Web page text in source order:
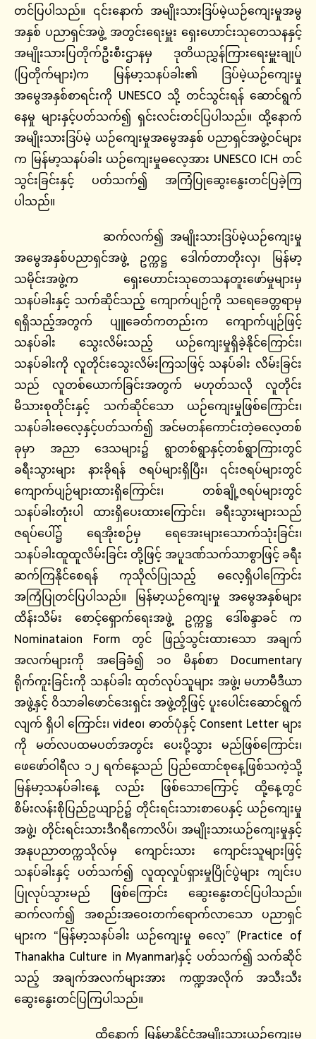
တင်ပြပါသည်။ ၎င်းနောက် အမျိုးသားဒြပ်မဲ့ယဉ်ကျေးမှုအမွ
အနှစ် ပညာရှင်အဖွဲ့ အတွင်းရေးမှူး ရှေးဟောင်းသုတေသနနှင့်
အမျိုးသားပြတိုက်ဦးစီးဌာနမှ ဒုတိယညွှန်ကြားရေးမှူးချုပ်
(ပြတိုက်များ)က မြန်မာ့သနပ်ခါး၏ ဒြပ်မဲ့ယဉ်ကျေးမှု
အမွေအနှစ်စာရင်းကို UNESCO သို့ တင်သွင်းရန် ဆောင်ရွက်
နေမှု များနှင့်ပတ်သက်၍ ရှင်းလင်းတင်ပြပါသည်။ ထို့နောက်
အမျိုးသားဒြပ်မဲ့ ယဉ်ကျေးမှုအမွေအနှစ် ပညာရှင်အဖွဲ့ဝင်များ
က မြန်မာ့သနပ်ခါး ယဉ်ကျေးမှုဓလေ့အား UNESCO ICH တင်
သွင်းခြင်းနှင့် ပတ်သက်၍ အကြံပြုဆွေးနွေးတင်ပြခဲ့ကြ
ပါသည်။
ဆက်လက်၍ အမျိုးသားဒြပ်မဲ့ယဉ်ကျေးမှု
အမွေအနှစ်ပညာရှင်အဖွဲ့ ဥက္ကဋ္ဌ ဒေါက်တာတိုးလှ၊ မြန်မာ့
သမိုင်းအဖွဲ့က ရှေးဟောင်းသုတေသနတူးဖော်မှုများမှ
သနပ်ခါးနှင့် သက်ဆိုင်သည့် ကျောက်ပျဉ်ကို သရေခေတ္တရာမှ
ရရှိသည့်အတွက် ပျူခေတ်ကတည်းက ကျောက်ပျဉ်ဖြင့်
သနပ်ခါး သွေးလိမ်းသည့် ယဉ်ကျေးမှုရှိခဲ့နိုင်ကြောင်း၊
သနပ်ခါးကို လူတိုင်းသွေးလိမ်းကြသဖြင့် သနပ်ခါး လိမ်းခြင်း
သည် လူတစ်ယောက်ခြင်းအတွက် မဟုတ်သလို လူတိုင်း
မိသားစုတိုင်းနှင့် သက်ဆိုင်သော ယဉ်ကျေးမှုဖြစ်ကြောင်း၊
သနပ်ခါးဓလေ့နှင့်ပတ်သက်၍ အင်မတန်ကောင်းတဲ့ဓလေ့တစ်
ခုမှာ အညာ ဒေသများ၌ ရွာတစ်ရွာနှင့်တစ်ရွာကြားတွင်
ခရီးသွားများ နားခိုရန် ဇရပ်များရှိပြီး၊ ၎င်းဇရပ်များတွင်
ကျောက်ပျဉ်များထားရှိကြောင်း၊ တစ်ချို့ဇရပ်များတွင်
သနပ်ခါးတုံးပါ ထားရှိပေးထားကြောင်း၊ ခရီးသွားများသည်
ဇရပ်ပေါ်၌ ရေအိုးစဉ်မှ ရေအေးများသောက်သုံးခြင်း၊
သနပ်ခါးထူထူလိမ်းခြင်း တို့ဖြင့် အပူဒဏ်သက်သာစွာဖြင့် ခရီး
ဆက်ကြနိုင်စေရန် ကုသိုလ်ပြုသည့် ဓလေ့ရှိပါကြောင်း
အကြံပြုတင်ပြပါသည်။ မြန်မာ့ယဉ်ကျေးမှု အမွေအနှစ်များ
ထိန်းသိမ်း စောင့်ရှောက်ရေးအဖွဲ့ ဥက္ကဋ္ဌ ဒေါ်စန္ဒာခင် က
Nominataion Form တွင် ဖြည့်သွင်းထားသော အချက်
အလက်များကို အခြေခံ၍ ၁၀ မိနစ်စာ Documentary
ရိုက်ကူးခြင်းကို သနပ်ခါး ထုတ်လုပ်သူများ အဖွဲ့၊ မဟာမီဒီယာ
အဖွဲ့နှင့် ဝိသာခါဖောင်ဒေးရှင်း အဖွဲ့တို့ဖြင့် ပူးပေါင်းဆောင်ရွက်
လျက် ရှိပါ ကြောင်း၊ video၊ ဓာတ်ပုံနှင့် Consent Letter များ
ကို မတ်လပထမပတ်အတွင်း ပေးပို့သွား မည်ဖြစ်ကြောင်း၊
ဖေဖော်ဝါရီလ ၁၂ ရက်နေ့သည် ပြည်ထောင်စုနေ့ဖြစ်သကဲ့သို့
မြန်မာ့သနပ်ခါးနေ့ လည်း ဖြစ်သောကြောင့် ထို့နေ့တွင်
စိမ်းလန်းစိုပြည်ဥယျာဉ်၌ တိုင်းရင်းသားစာပေနှင့် ယဉ်ကျေးမှု
အဖွဲ့၊ တိုင်းရင်းသားဒီဂရီကောလိပ်၊ အမျိုးသားယဉ်ကျေးမှုနှင့်
အနုပညာတက္ကသိုလ်မှ ကျောင်းသား ကျောင်းသူများဖြင့်
သနပ်ခါးနှင့် ပတ်သက်၍ လူထုလှုပ်ရှားမှုပြိုင်ပွဲများ ကျင်းပ
ပြုလုပ်သွားမည် ဖြစ်ကြောင်း ဆွေးနွေးတင်ပြပါသည်။
ဆက်လက်၍ အစည်းအဝေးတက်ရောက်လာသော ပညာရှင်
များက “မြန်မာ့သနပ်ခါး ယဉ်ကျေးမှု ဓလေ့” (Practice of
Thanakha Culture in Myanmar)နှင့် ပတ်သက်၍ သက်ဆိုင်
သည့် အချက်အလက်များအား ကဏ္ဍအလိုက် အသီးသီး
ဆွေးနွေးတင်ပြကြပါသည်။
ထို့နောက် မြန်မာနိုင်ငံအမျိုးသားယဉ်ကျေးမှု